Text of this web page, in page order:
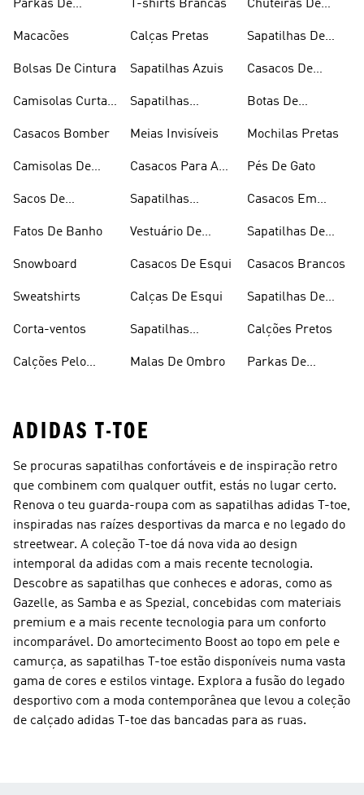
Parkas De
Macacões
Bolsas De Cintura
Camisolas Curtas
Casacos Bomber
Camisolas De
Sacos De
Fatos De Banho
Snowboard
Sweatshirts
Corta-ventos
Calções Pelo
T-shirts Brancas
Calças Pretas
Sapatilhas Azuis
Sapatilhas
Meias Invisíveis
Casacos Para A
Sapatilhas
Vestuário De
Casacos De Esqui
Calças De Esqui
Sapatilhas
Malas De Ombro
Chuteiras De
Sapatilhas De
Casacos De
Botas De
Mochilas Pretas
Pés De Gato
Casacos Em
Sapatilhas De
Casacos Brancos
Sapatilhas De
Calções Pretos
Parkas De
ADIDAS T-TOE
Se procuras sapatilhas confortáveis e de inspiração retro
que combinem com qualquer outfit, estás no lugar certo.
Renova o teu guarda-roupa com as sapatilhas adidas T-toe,
inspiradas nas raízes desportivas da marca e no legado do
streetwear. A coleção T-toe dá nova vida ao design
intemporal da adidas com a mais recente tecnologia.
Descobre as sapatilhas que conheces e adoras, como as
Gazelle, as Samba e as Spezial, concebidas com materiais
premium e a mais recente tecnologia para um conforto
incomparável. Do amortecimento Boost ao topo em pele e
camurça, as sapatilhas T-toe estão disponíveis numa vasta
gama de cores e estilos vintage. Explora a fusão do legado
desportivo com a moda contemporânea que levou a coleção
de calçado adidas T-toe das bancadas para as ruas.